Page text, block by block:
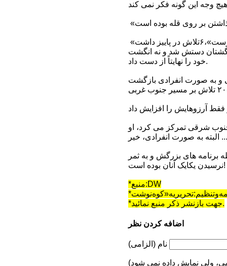
انگشتان دستش شد و نه انگشت
خود را نهایتاً از دست داد.
جنوب شرقی تمرکز می کرد، او
برنامه های بزرگش و به ثمر
نرسیدن یکایک آنان بوده است!
*منبع:DW
*جهت بازنشر ذکر منبع نمائید.
اضافه کردن نظر
نام (الزامی)
ولی نمایش داده نمی شود)